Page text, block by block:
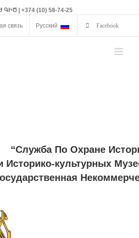
ԳԻԾ | +374 (10) 58-74-25
связь Русский Facebook
“Служба По Охране
Историко-культурных